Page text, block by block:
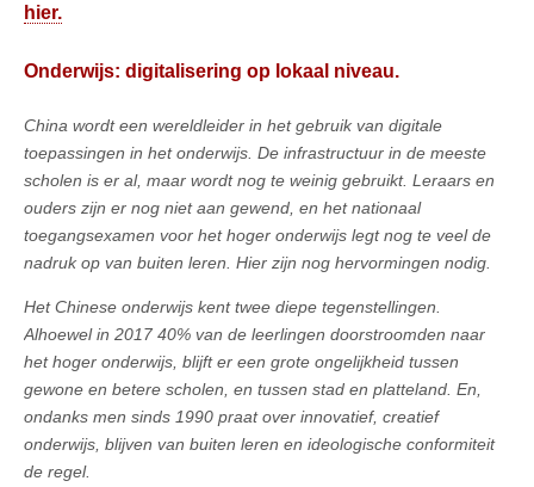
hier.
Onderwijs: digitalisering op lokaal niveau.
China wordt een wereldleider in het gebruik van digitale
toepassingen in het onderwijs. De infrastructuur in de meeste
scholen is er al, maar wordt nog te weinig gebruikt. Leraars en
ouders zijn er nog niet aan gewend, en het nationaal
toegangsexamen voor het hoger onderwijs legt nog te veel de
nadruk op van buiten leren. Hier zijn nog hervormingen nodig.
Het Chinese onderwijs kent twee diepe tegenstellingen.
Alhoewel in 2017 40% van de leerlingen doorstroomden naar
het hoger onderwijs, blijft er een grote ongelijkheid tussen
gewone en betere scholen, en tussen stad en platteland. En,
ondanks men sinds 1990 praat over innovatief, creatief
onderwijs, blijven van buiten leren en ideologische conformiteit
de regel.